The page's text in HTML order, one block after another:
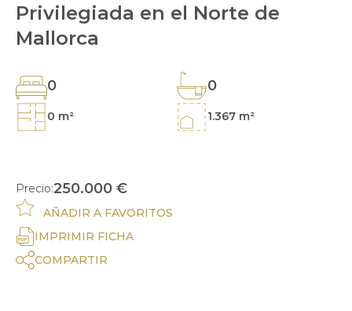
Privilegiada en el Norte de
Mallorca
0 0
0 m² 1.367 m²
Precio:250.000 €
AÑADIR A FAVORITOS
IMPRIMIR FICHA
COMPARTIR